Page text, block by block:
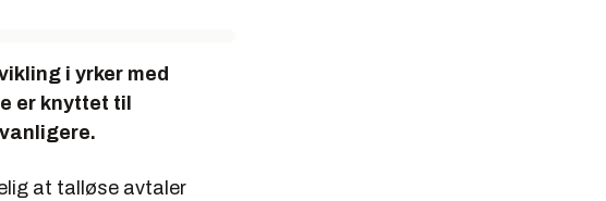
i yrker med
er knyttet til
at talløse avtaler